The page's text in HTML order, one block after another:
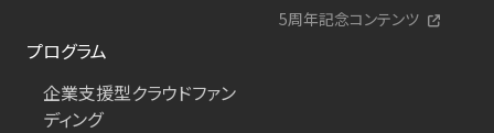
5周年記念コンテンツ
プログラム
企業支援型クラウドファン
ディング